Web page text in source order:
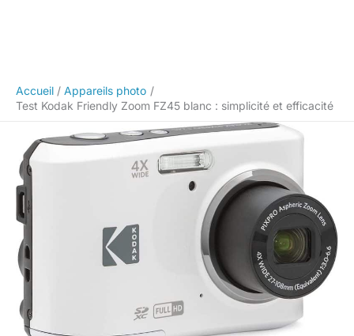
Accueil
Appareils photo
Test Kodak Friendly Zoom FZ45 blanc : simplicité et efficacité